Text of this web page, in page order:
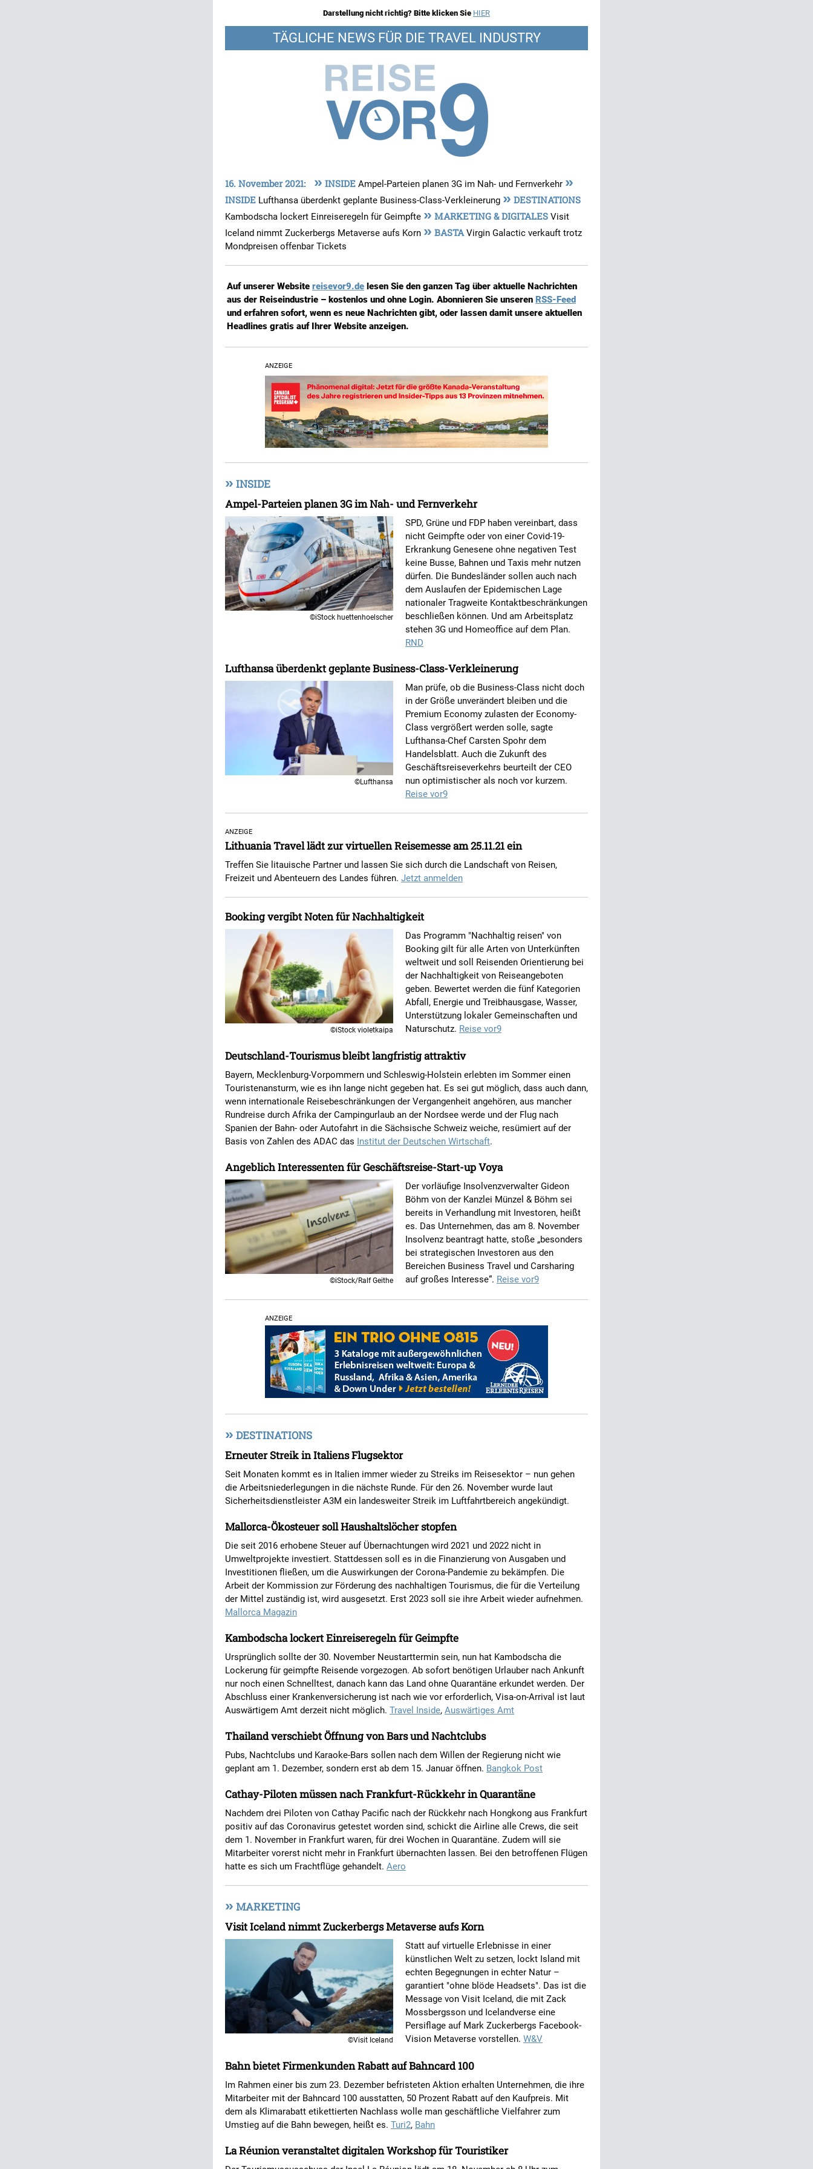
Darstellung nicht richtig? Bitte klicken Sie HIER
TÄGLICHE NEWS FÜR DIE TRAVEL INDUSTRY
16. November 2021: » INSIDE Ampel-Parteien planen 3G im Nah- und Fernverkehr »
INSIDE Lufthansa überdenkt geplante Business-Class-Verkleinerung » DESTINATIONS
Kambodscha lockert Einreiseregeln für Geimpfte » MARKETING & DIGITALES Visit
Iceland nimmt Zuckerbergs Metaverse aufs Korn » BASTAVirgin Galactic verkauft trotz
Mondpreisen offenbar Tickets
Auf unserer Website reisevor9.de lesen Sie den ganzen Tag über aktuelle Nachrichten
aus der Reiseindustrie – kostenlos und ohne Login. Abonnieren Sie unseren RSS-Feed
und erfahren sofort, wenn es neue Nachrichten gibt, oder lassen damit unsere aktuellen
Headlines gratis auf Ihrer Website anzeigen.
ANZEIGE
» INSIDE
Ampel-Parteien planen 3G im Nah- und Fernverkehr
©iStock huettenhoelscher
SPD, Grüne und FDP haben vereinbart, dass
nicht Geimpfte oder von einer Covid-19-
Erkrankung Genesene ohne negativen Test
keine Busse, Bahnen und Taxis mehr nutzen
dürfen. Die Bundesländer sollen auch nach
dem Auslaufen der Epidemischen Lage
nationaler Tragweite Kontaktbeschränkungen
beschließen können. Und am Arbeitsplatz
stehen 3G und Homeoffice auf dem Plan.
RND
Lufthansa überdenkt geplante Business-Class-Verkleinerung
©Lufthansa
Man prüfe, ob die Business-Class nicht doch
in der Größe unverändert bleiben und die
Premium Economy zulasten der Economy-
Class vergrößert werden solle, sagte
Lufthansa-Chef Carsten Spohr dem
Handelsblatt. Auch die Zukunft des
Geschäftsreiseverkehrs beurteilt der CEO
nun optimistischer als noch vor kurzem.
Reise vor9
ANZEIGE
Lithuania Travel lädt zur virtuellen Reisemesse am 25.11.21 ein
Treffen Sie litauische Partner und lassen Sie sich durch die Landschaft von Reisen,
Freizeit und Abenteuern des Landes führen. Jetzt anmelden
Booking vergibt Noten für Nachhaltigkeit
©iStock violetkaipa
Das Programm "Nachhaltig reisen" von
Booking gilt für alle Arten von Unterkünften
weltweit und soll Reisenden Orientierung bei
der Nachhaltigkeit von Reiseangeboten
geben. Bewertet werden die fünf Kategorien
Abfall, Energie und Treibhausgase, Wasser,
Unterstützung lokaler Gemeinschaften und
Naturschutz. Reise vor9
Deutschland-Tourismus bleibt langfristig attraktiv
Bayern, Mecklenburg-Vorpommern und Schleswig-Holstein erlebten im Sommer einen
Touristenansturm, wie es ihn lange nicht gegeben hat. Es sei gut möglich, dass auch dann,
wenn internationale Reisebeschränkungen der Vergangenheit angehören, aus mancher
Rundreise durch Afrika der Campingurlaub an der Nordsee werde und der Flug nach
Spanien der Bahn- oder Autofahrt in die Sächsische Schweiz weiche, resümiert auf der
Basis von Zahlen des ADAC das Institut der Deutschen Wirtschaft.
Angeblich Interessenten für Geschäftsreise-Start-up Voya
©iStock/Ralf Geithe
Der vorläufige Insolvenzverwalter Gideon
Böhm von der Kanzlei Münzel & Böhm sei
bereits in Verhandlung mit Investoren, heißt
es. Das Unternehmen, das am 8. November
Insolvenz beantragt hatte, stoße „besonders
bei strategischen Investoren aus den
Bereichen Business Travel und Carsharing
auf großes Interesse“. Reise vor9
ANZEIGE
» DESTINATIONS
Erneuter Streik in Italiens Flugsektor
Seit Monaten kommt es in Italien immer wieder zu Streiks im Reisesektor – nun gehen
die Arbeitsniederlegungen in die nächste Runde. Für den 26. November wurde laut
Sicherheitsdienstleister A3M ein landesweiter Streik im Luftfahrtbereich angekündigt.
Mallorca-Ökosteuer soll Haushaltslöcher stopfen
Die seit 2016 erhobene Steuer auf Übernachtungen wird 2021 und 2022 nicht in
Umweltprojekte investiert. Stattdessen soll es in die Finanzierung von Ausgaben und
Investitionen fließen, um die Auswirkungen der Corona-Pandemie zu bekämpfen. Die
Arbeit der Kommission zur Förderung des nachhaltigen Tourismus, die für die Verteilung
der Mittel zuständig ist, wird ausgesetzt. Erst 2023 soll sie ihre Arbeit wieder aufnehmen.
Mallorca Magazin
Kambodscha lockert Einreiseregeln für Geimpfte
Ursprünglich sollte der 30. November Neustarttermin sein, nun hat Kambodscha die
Lockerung für geimpfte Reisende vorgezogen. Ab sofort benötigen Urlauber nach Ankunft
nur noch einen Schnelltest, danach kann das Land ohne Quarantäne erkundet werden. Der
Abschluss einer Krankenversicherung ist nach wie vor erforderlich, Visa-on-Arrival ist laut
Auswärtigem Amt derzeit nicht möglich. Travel Inside, Auswärtiges Amt
Thailand verschiebt Öffnung von Bars und Nachtclubs
Pubs, Nachtclubs und Karaoke-Bars sollen nach dem Willen der Regierung nicht wie
geplant am 1. Dezember, sondern erst ab dem 15. Januar öffnen. Bangkok Post
Cathay-Piloten müssen nach Frankfurt-Rückkehr in Quarantäne
Nachdem drei Piloten von Cathay Pacific nach der Rückkehr nach Hongkong aus Frankfurt
positiv auf das Coronavirus getestet worden sind, schickt die Airline alle Crews, die seit
dem 1. November in Frankfurt waren, für drei Wochen in Quarantäne. Zudem will sie
Mitarbeiter vorerst nicht mehr in Frankfurt übernachten lassen. Bei den betroffenen Flügen
hatte es sich um Frachtflüge gehandelt. Aero
» MARKETING
Visit Iceland nimmt Zuckerbergs Metaverse aufs Korn
©Visit Iceland
Statt auf virtuelle Erlebnisse in einer
künstlichen Welt zu setzen, lockt Island mit
echten Begegnungen in echter Natur –
garantiert "ohne blöde Headsets". Das ist die
Message von Visit Iceland, die mit Zack
Mossbergsson und Icelandverse eine
Persiflage auf Mark Zuckerbergs Facebook-
Vision Metaverse vorstellen. W&V
Bahn bietet Firmenkunden Rabatt auf Bahncard 100
Im Rahmen einer bis zum 23. Dezember befristeten Aktion erhalten Unternehmen, die ihre
Mitarbeiter mit der Bahncard 100 ausstatten, 50 Prozent Rabatt auf den Kaufpreis. Mit
dem als Klimarabatt etikettierten Nachlass wolle man geschäftliche Vielfahrer zum
Umstieg auf die Bahn bewegen, heißt es. Turi2, Bahn
La Réunion veranstaltet digitalen Workshop für Touristiker